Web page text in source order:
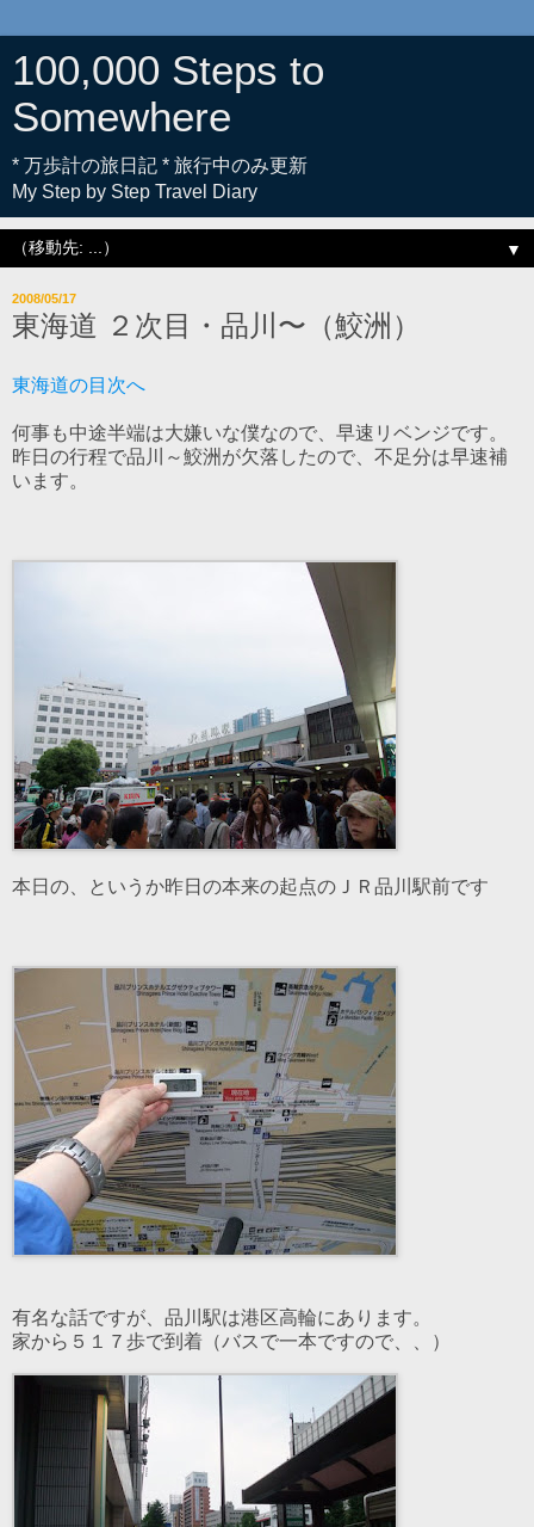
100,000 Steps to
Somewhere
* 万歩計の旅日記 * 旅行中のみ更新
My Step by Step Travel Diary
▼
2008/05/17
東海道 ２次目・品川〜（鮫洲）
東海道の目次へ
何事も中途半端は大嫌いな僕なので、早速リベンジです。
昨日の行程で品川～鮫洲が欠落したので、不足分は早速補
います。
本日の、というか昨日の本来の起点のＪＲ品川駅前です
有名な話ですが、品川駅は港区高輪にあります。
家から５１７歩で到着（バスで一本ですので、、）